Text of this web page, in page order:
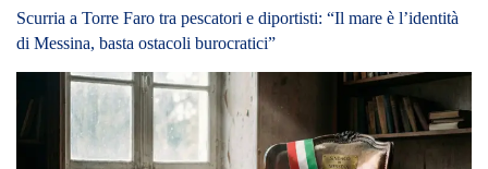
Scurria a Torre Faro tra pescatori e diportisti: “Il mare è l’identità
di Messina, basta ostacoli burocratici”